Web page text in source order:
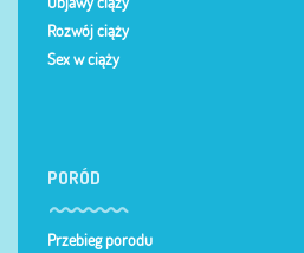
Rozwój ciąży
Sex w ciąży
PORÓD
Przebieg porodu